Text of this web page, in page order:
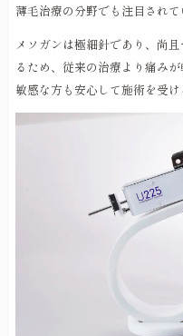
薄毛治療の分野でも注目されて
メソガンは極細針であり、尚
るため、従来の治療より痛み
敏感な方も安心して施術を受け